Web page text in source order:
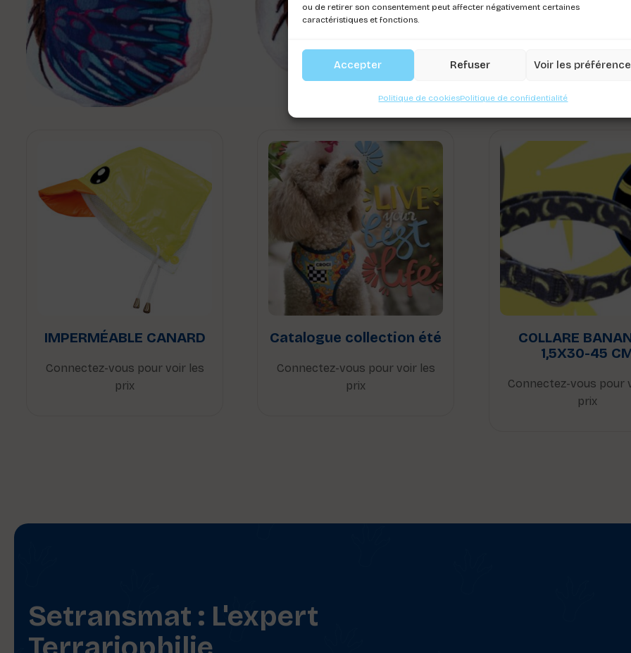
ou de retirer son consentement peut affecter négativement certaines
caractéristiques et fonctions.
Accepter Refuser Voir les
Politique de cookiesPolitique de confidentialité
IMPERMÉABLE CANARD
Connectez-vous pour voir les
prix
Catalogue collection été
Connectez-vous pour voir les
prix
COLLARE
1,5X30-45
Connectez-vous pour
prix
Setransmat : L'expert